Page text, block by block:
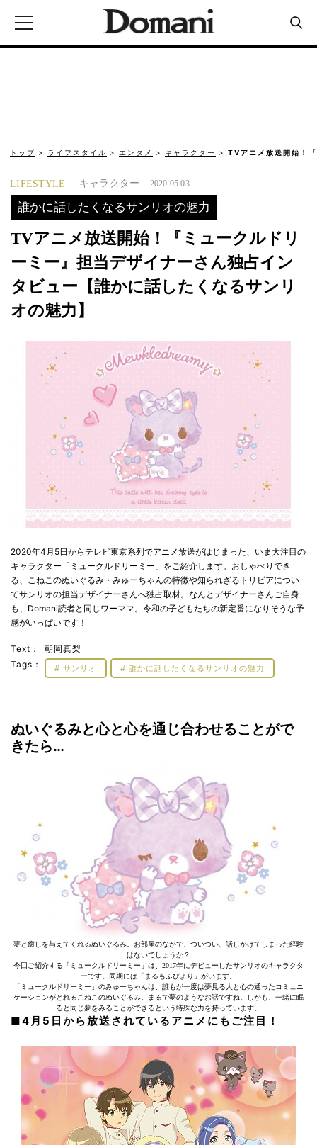
トップ ライフスタイル エンタメ キャラクター TVアニメ放送開始！
LIFESTYLE キャラクター 2020.05.03
誰かに話したくなるサンリオの魅力
TVアニメ放送開始！『ミュークルドリ
ーミー』担当デザイナーさん独占イン
タビュー【誰かに話したくなるサンリ
オの魅力】
2020年4月5日からテレビ東京系列でアニメ放送がはじまった、いま大注目の
キャラクター「ミュークルドリーミー」をご紹介します。おしゃべりでき
る、こねこのぬいぐるみ・みゅーちゃんの特徴や知られざるトリビアについ
てサンリオの担当デザイナーさんへ独占取材。なんとデザイナーさんご自身
も、Domani読者と同じワーママ。令和の子どもたちの新定番になりそうな予
感がいっぱいです！
Text：
朝岡真梨
Tags：
サンリオ 誰かに話したくなるサンリオの魅力
ぬいぐるみと心と心を通じ合わせることがで
きたら…
夢と癒しを与えてくれるぬいぐるみ。お部屋のなかで、ついつい、話しかけてしまった経験
はないでしょうか？
今回ご紹介する「ミュークルドリーミー」は、2017年にデビューしたサンリオのキャラクタ
ーです。同期には「まるもふびより」がいます。
「ミュークルドリーミー」のみゅーちゃんは、誰もが一度は夢見る人と心の通ったコミュニ
ケーションがとれるこねこのぬいぐるみ。まるで夢のようなお話ですね。しかも、一緒に眠
ると同じ夢をみることができるという特殊な力を持っています。
■4月5日から放送されているアニメにもご注目！